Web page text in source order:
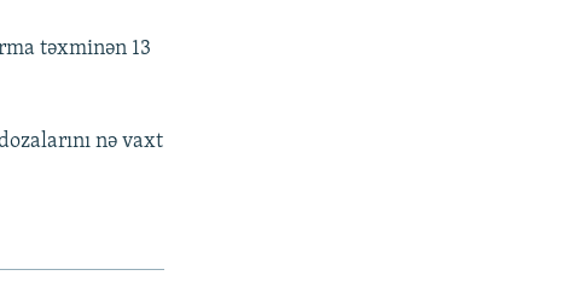
təxminən 13
nə vaxt